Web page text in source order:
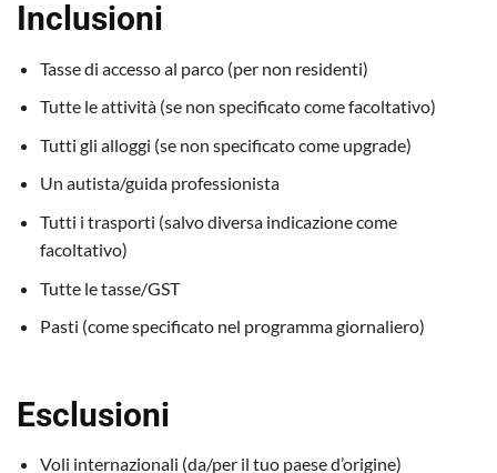
Inclusioni
Tasse di accesso al parco (per non residenti)
Tutte le attività (se non specificato come facoltativo)
Tutti gli alloggi (se non specificato come upgrade)
Un autista/guida professionista
Tutti i trasporti (salvo diversa indicazione come
facoltativo)
Tutte le tasse/GST
Pasti (come specificato nel programma giornaliero)
Esclusioni
Voli internazionali (da/per il tuo paese d’origine)